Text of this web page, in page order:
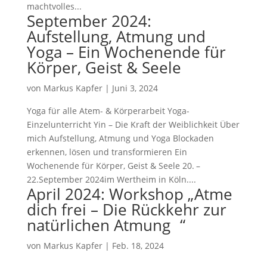
machtvolles...
September 2024:
Aufstellung, Atmung und
Yoga – Ein Wochenende für
Körper, Geist & Seele
von Markus Kapfer| Juni 3, 2024
Yoga für alle Atem- & Körperarbeit Yoga-
Einzelunterricht Yin – Die Kraft der Weiblichkeit Über
mich Aufstellung, Atmung und Yoga Blockaden
erkennen, lösen und transformieren Ein
Wochenende für Körper, Geist & Seele 20. –
22.September 2024im Wertheim in Köln....
April 2024: Workshop „Atme
dich frei – Die Rückkehr zur
natürlichen Atmung “
von Markus Kapfer| Feb. 18, 2024